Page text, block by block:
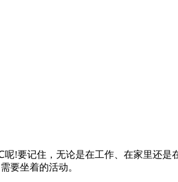
!要记住，无论是在工作、在家里还
要坐着的活动。